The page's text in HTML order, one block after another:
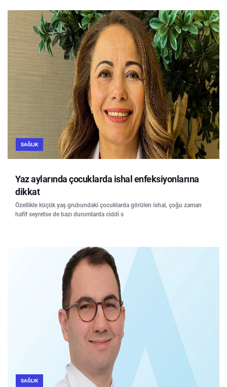
SAĞLIK
Yaz aylarında çocuklarda ishal enfeksiyonlarına
dikkat
Özellikle küçük yaş grubundaki çocuklarda görülen ishal, çoğu zaman
hafif seyretse de bazı durumlarda ciddi s
SAĞLIK